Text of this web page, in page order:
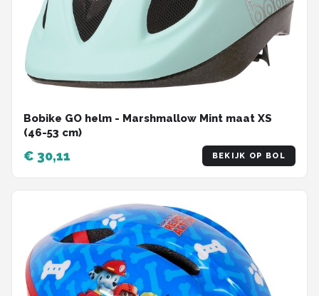
Bobike GO helm - Marshmallow Mint maat XS
(46-53 cm)
€ 30,11 BEKIJK OP BOL